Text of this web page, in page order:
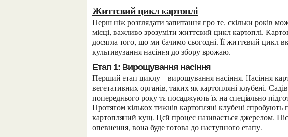
Життєвий цикл картоплі
Перш ніж розглядати запитання про те, скільки років можна садити картоплю на одному
місці, важливо зрозуміти життєвий цикл картоплі.
досягла того, що ми бачимо сьогодні. Її життєвий цикл
культивування насіння до збору врожаю.
Етап 1: Вирощування насіння
Перший етап циклу – вирощування насіння. Насіння картоплі розмножуються за допомогою
вегетативних органів, таких як картопляні клубені.
попереднього року та посаджують їх на спеціально
Протягом кількох тижнів картопляні клубені спробують
картопляний кущ. Цей процес називається джерелом.
опевнення, вона буде готова до наступного етапу.